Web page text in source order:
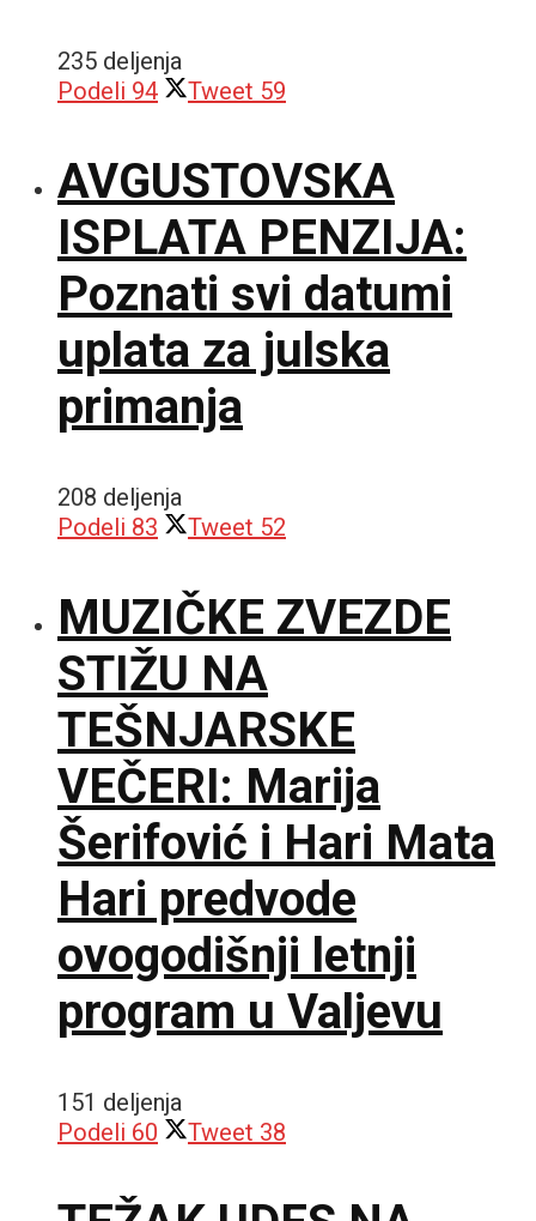
235 deljenja
Podeli 94 Tweet 59
AVGUSTOVSKA
ISPLATA PENZIJA:
Poznati svi datumi
uplata za julska
primanja
208 deljenja
Podeli 83 Tweet 52
MUZIČKE ZVEZDE
STIŽU NA
TEŠNJARSKE
VEČERI: Marija
Šerifović i Hari Mata
Hari predvode
ovogodišnji letnji
program u Valjevu
151 deljenja
Podeli 60 Tweet 38